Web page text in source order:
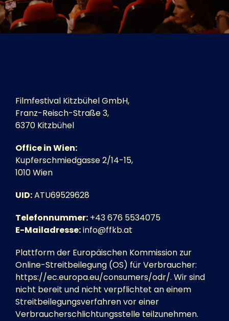
Tickets
Kurier Romy 2026
Filmfestival Kitzbühel GmbH,
Franz-Reisch-Straße 3,
6370 Kitzbühel
Office in Wien:
Kupferschmiedgasse 2/14-15,
1010 Wien
UID:ATU69529628
Telefonnummer:+43 676 5534075
E-Mailadresse:info@ffkb.at
Plattform der Europäischen Kommission zur
Online-Streitbeilegung (OS) für Verbraucher:
https://ec.europa.eu/consumers/odr/. Wir sind
nicht bereit und nicht verpflichtet an einem
Streitbeilegungsverfahren vor einer
Verbraucherschlichtungsstelle teilzunehmen.